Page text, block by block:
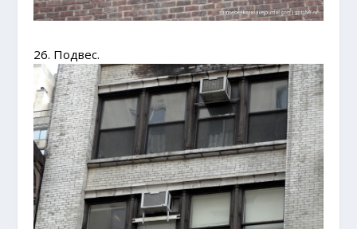
26. Подвес.